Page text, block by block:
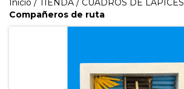
Inicio / TIENDA / CUADROS DE LÁPICES
Compañeros de ruta